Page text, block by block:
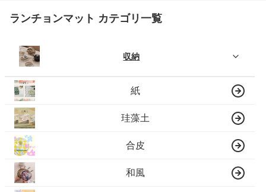
ランチョンマット カテゴリ一覧
収納
紙
珪藻土
合皮
和風